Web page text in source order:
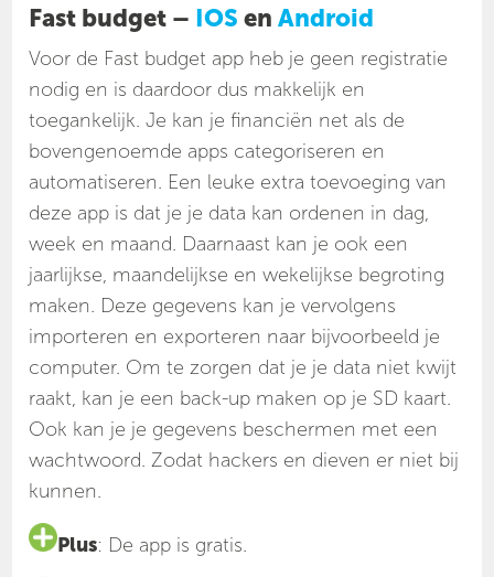
Fast budget – IOS enAndroid
Voor de Fast budget app heb je geen registratie
nodig en is daardoor dus makkelijk en
toegankelijk. Je kan je financiën net als de
bovengenoemde apps categoriseren en
automatiseren. Een leuke extra toevoeging van
deze app is dat je je data kan ordenen in dag,
week en maand. Daarnaast kan je ook een
jaarlijkse, maandelijkse en wekelijkse begroting
maken. Deze gegevens kan je vervolgens
importeren en exporteren naar bijvoorbeeld je
computer. Om te zorgen dat je je data niet kwijt
raakt, kan je een back-up maken op je SD kaart.
Ook kan je je gegevens beschermen met een
wachtwoord. Zodat hackers en dieven er niet bij
kunnen.
Plus: De app is gratis.